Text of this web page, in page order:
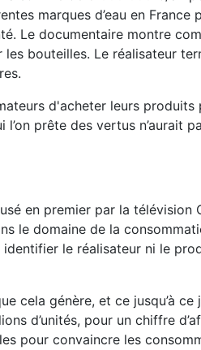
marques d’eau en France
Le documentaire montre
bouteilles. Le réalisateur
d'acheter leurs
prête des vertus n’aurait
en premier par la télévision
le domaine de la
identifier le réalisateur ni le
cela génère, et ce jusqu’à
d’unités, pour un chiffre
pour convaincre les